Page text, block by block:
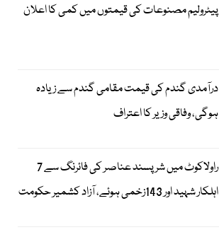
پیٹرولیم مصنوعات کی قیمتوں میں کمی کا اعلان
درآمدی گندم کی قیمت مقامی گندم سے زیادہ
ہوگی، وفاقی وزیر کا اعتراف
راولاکوٹ میں شرپسند عناصر کی فائرنگ سے 7
اہلکار شہید اور 143زخمی ہوئے، آزاد کشمیر حکومت